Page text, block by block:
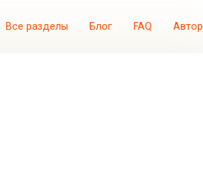
Все разделы Блог FAQ Автор